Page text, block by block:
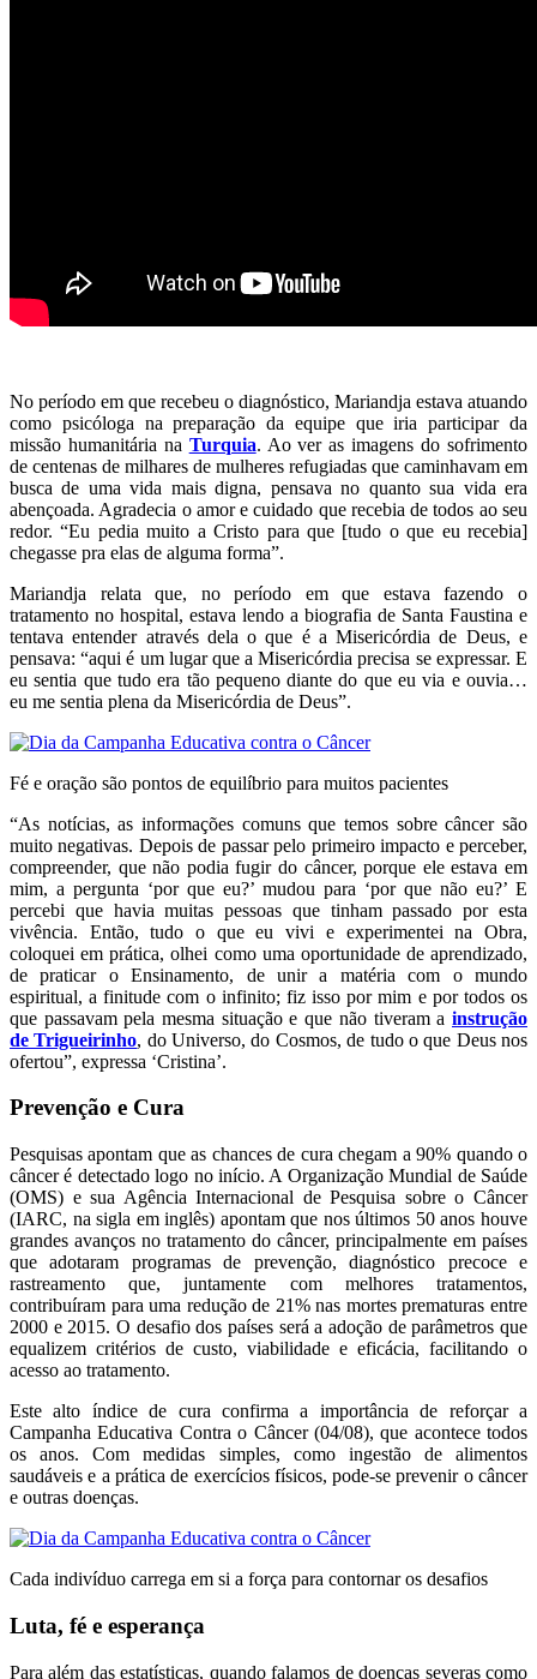
No período em que recebeu o diagnóstico, Mariandja estava atuando
como psicóloga na preparação da equipe que iria participar da
missão humanitária na Turquia. Ao ver as imagens do sofrimento
de centenas de milhares de mulheres refugiadas que caminhavam em
busca de uma vida mais digna, pensava no quanto sua vida era
abençoada. Agradecia o amor e cuidado que recebia de todos ao seu
redor. “Eu pedia muito a Cristo para que [tudo o que eu recebia]
chegasse pra elas de alguma forma”.
Mariandja relata que, no período em que estava fazendo o
tratamento no hospital, estava lendo a biografia de Santa Faustina e
tentava entender através dela o que é a Misericórdia de Deus, e
pensava: “aqui é um lugar que a Misericórdia precisa se expressar. E
eu sentia que tudo era tão pequeno diante do que eu via e ouvia…
eu me sentia plena da Misericórdia de Deus”.
Fé e oração são pontos de equilíbrio para muitos pacientes
“As notícias, as informações comuns que temos sobre câncer são
muito negativas. Depois de passar pelo primeiro impacto e perceber,
compreender, que não podia fugir do câncer, porque ele estava em
mim, a pergunta ‘por que eu?’ mudou para ‘por que não eu?’ E
percebi que havia muitas pessoas que tinham passado por esta
vivência. Então, tudo o que eu vivi e experimentei na Obra,
coloquei em prática, olhei como uma oportunidade de aprendizado,
de praticar o Ensinamento, de unir a matéria com o mundo
espiritual, a finitude com o infinito; fiz isso por mim e por todos os
que passavam pela mesma situação e que não tiveram a instrução
de Trigueirinho, do Universo, do Cosmos, de tudo o que Deus nos
ofertou”, expressa ‘Cristina’.
Prevenção e Cura
Pesquisas apontam que as chances de cura chegam a 90% quando o
câncer é detectado logo no início. A Organização Mundial de Saúde
(OMS) e sua Agência Internacional de Pesquisa sobre o Câncer
(IARC, na sigla em inglês) apontam que nos últimos 50 anos houve
grandes avanços no tratamento do câncer, principalmente em países
que adotaram programas de prevenção, diagnóstico precoce e
rastreamento que, juntamente com melhores tratamentos,
contribuíram para uma redução de 21% nas mortes prematuras entre
2000 e 2015. O desafio dos países será a adoção de parâmetros que
equalizem critérios de custo, viabilidade e eficácia, facilitando o
acesso ao tratamento.
Este alto índice de cura confirma a importância de reforçar a
Campanha Educativa Contra o Câncer (04/08), que acontece todos
os anos. Com medidas simples, como ingestão de alimentos
saudáveis e a prática de exercícios físicos, pode-se prevenir o câncer
e outras doenças.
Cada indivíduo carrega em si a força para contornar os desafios
Luta, fé e esperança
Para além das estatísticas, quando falamos de doenças severas como